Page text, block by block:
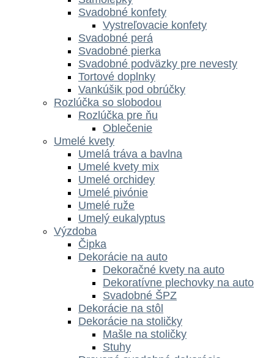
Svadobné konfety
Vystreľovacie konfety
Svadobné perá
Svadobné pierka
Svadobné podväzky pre nevesty
Tortové doplnky
Vankúšik pod obrúčky
Rozlúčka so slobodou
Rozlúčka pre ňu
Oblečenie
Umelé kvety
Umelá tráva a bavlna
Umelé kvety mix
Umelé orchidey
Umelé pivónie
Umelé ruže
Umelý eukalyptus
Výzdoba
Čipka
Dekorácie na auto
Dekoračné kvety na auto
Dekoratívne plechovky na auto
Svadobné ŠPZ
Dekorácie na stôl
Dekorácie na stoličky
Mašle na stoličky
Stuhy